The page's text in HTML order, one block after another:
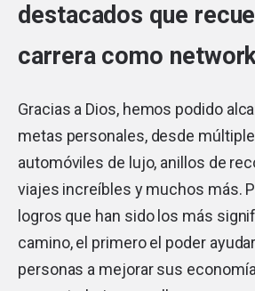
destacados que
carrera como
Gracias a Dios, hemos podido
metas personales, desde
automóviles de lujo, anillos de
viajes increíbles y muchos más.
logros que han sido los más
camino, el primero el poder
personas a mejorar sus